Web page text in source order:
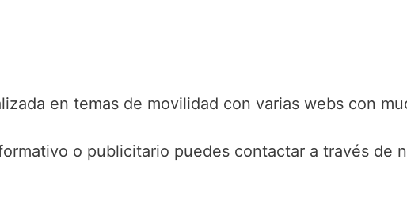
en temas de movilidad con varias webs con
o publicitario puedes contactar a través de